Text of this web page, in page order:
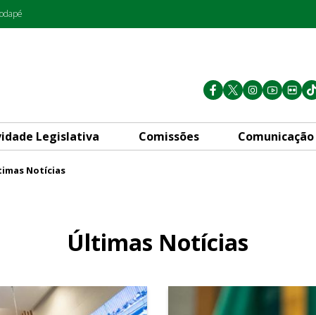
Legislativa Comissões Comunicação
Notícias
Últimas Notícias